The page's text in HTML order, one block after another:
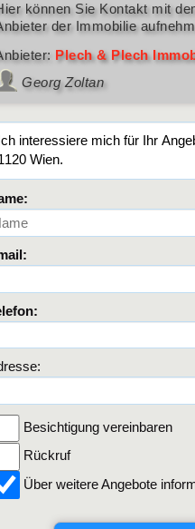
können Sie Kontakt mit
der Immobilie
Plech & Plech
Georg Zoltan
Besichtigung vereinbaren
Rückruf
Über weitere Angebote